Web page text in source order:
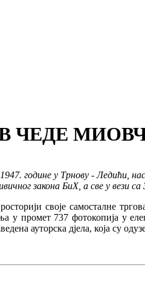
године у Трнову - Ледићи,
закона БиХ, а све у вези
своје самосталне
у промет 737 фотокопија у
ауторска дјела, која су